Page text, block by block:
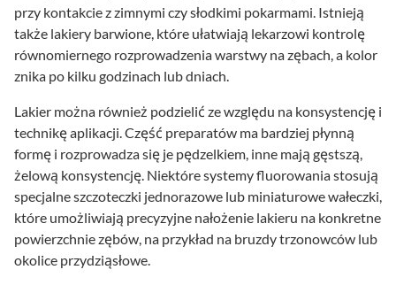
przy kontakcie z zimnymi czy słodkimi pokarmami. Istnieją
także lakiery barwione, które ułatwiają lekarzowi kontrolę
równomiernego rozprowadzenia warstwy na zębach, a kolor
znika po kilku godzinach lub dniach.
Lakier można również podzielić ze względu na konsystencję i
technikę aplikacji. Część preparatów ma bardziej płynną
formę i rozprowadza się je pędzelkiem, inne mają gęstszą,
żelową konsystencję. Niektóre systemy fluorowania stosują
specjalne szczoteczki jednorazowe lub miniaturowe wałeczki,
które umożliwiają precyzyjne nałożenie lakieru na konkretne
powierzchnie zębów, na przykład na bruzdy trzonowców lub
okolice przydziąsłowe.